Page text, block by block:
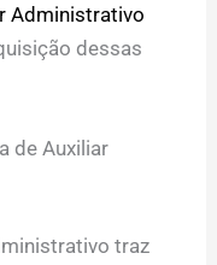
Administrativo
dessas
de Auxiliar
traz